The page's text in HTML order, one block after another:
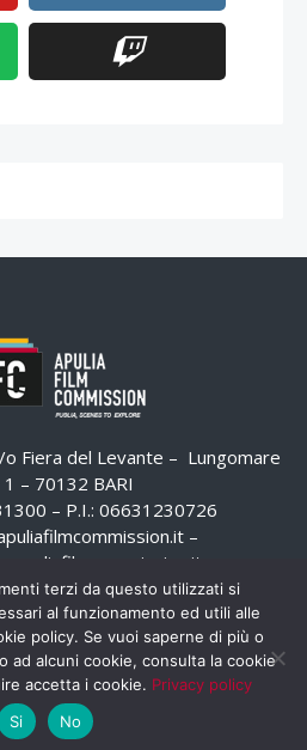
o Fiera del Levante – Lungomare
– 70132 BARI
– P.I.: 06631230726
–
terzi da questo utilizzati si
al funzionamento ed utili alle
policy. Se vuoi saperne di più o
ad alcuni cookie, consulta la cookie
accetta i cookie. Privacy policy
Si
No